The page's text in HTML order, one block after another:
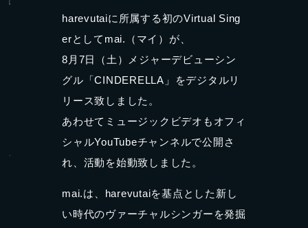
harevutaiに所属する初のVirtual Sing
erとしてmai.（マイ）が、
8月7日（土）メジャーデビューシン
グル「CINDERELLA」をデジタルリ
リース致しました。
あわせてミュージックビデオもオフィ
シャルYouTubeチャンネルで公開さ
れ、活動を始動致しました。
mai.は、harevutaiを基点とした新し
い時代のヴァーチャルシンガーを発掘